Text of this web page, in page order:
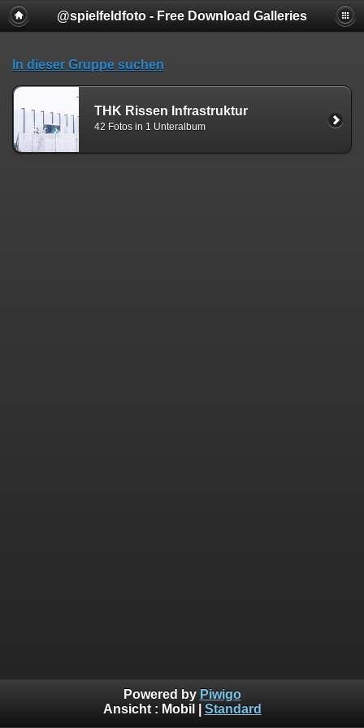
@spielfeldfoto - Free Download Galleries
In dieser Gruppe suchen
THK Rissen Infrastruktur
42 Fotos in 1 Unteralbum
Powered by Piwigo
Ansicht : Mobil Standard